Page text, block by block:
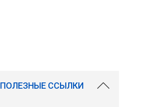
ПОЛЕЗНЫЕ ССЫЛКИ